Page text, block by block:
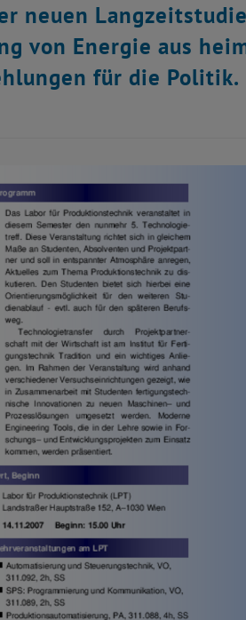
neuen
von Energie aus
für die Politik.